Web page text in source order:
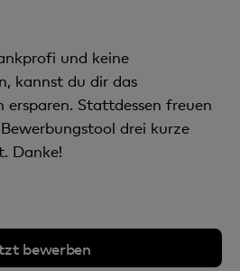
und keine
kannst du dir das
ersparen. Stattdessen freuen
drei kurze
Danke!
bewerben